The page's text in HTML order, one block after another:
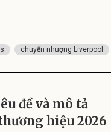
chuyển nhượng Liverpool
đề và mô tả
hiệu 2026